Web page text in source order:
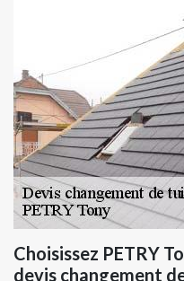
Choisissez PETRY
devis changement